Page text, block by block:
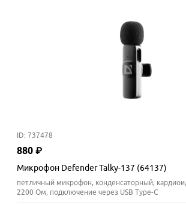
ID: 737478
880 ₽
Микрофон Defender Talky-137 (64137)
петличный микрофон, конденсаторный,
2200 Ом, подключение через USB Type-C